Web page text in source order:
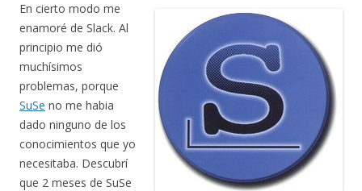
En cierto modo me
enamoré de Slack. Al
principio me dió
muchísimos
problemas, porque
SuSe no me habia
dado ninguno de los
conocimientos que yo
necesitaba. Descubrí
que 2 meses de SuSe